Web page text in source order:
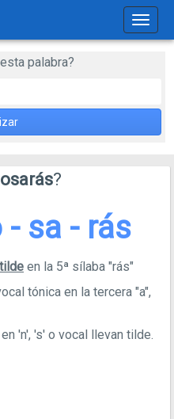
de
palabra?
?
- sa - rás
en la 5ª sílaba "rás"
tónica en la tercera "a",
'n', 's' o vocal llevan tilde.